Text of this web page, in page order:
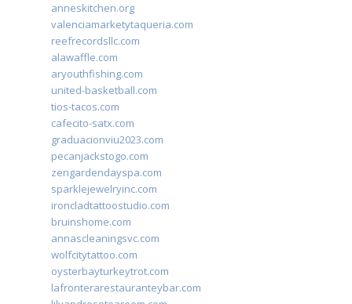
anneskitchen.org
valenciamarketytaqueria.com
reefrecordsllc.com
alawaffle.com
aryouthfishing.com
united-basketball.com
tios-tacos.com
cafecito-satx.com
graduacionviu2023.com
pecanjackstogo.com
zengardendayspa.com
sparklejewelryinc.com
ironcladtattoostudio.com
bruinshome.com
annascleaningsvc.com
wolfcitytattoo.com
oysterbayturkeytrot.com
lafronterarestauranteybar.com